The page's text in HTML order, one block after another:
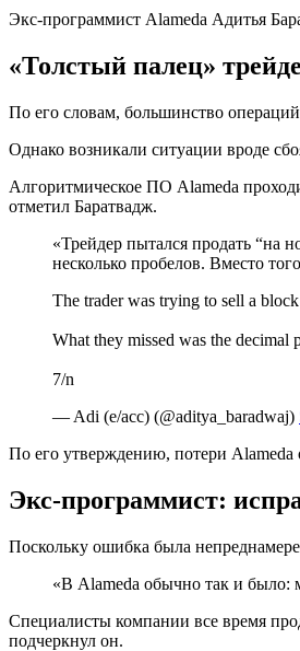
Экс-программист Alameda Адитья
«Толстый палец»
По его словам, большинство
Однако возникали ситуации вроде
Алгоритмическое ПО Alameda
отметил Баратвадж.
«Трейдер пытался продать “на
несколько пробелов. Вместо
The trader was trying to sell a
What they missed was the
7/n
— Adi (e/acc) (@aditya_baradwaj)
По его утверждению, потери Alameda
Экс-программист:
Поскольку ошибка была
«В Alameda обычно так и было:
Специалисты компании все время
подчеркнул он.